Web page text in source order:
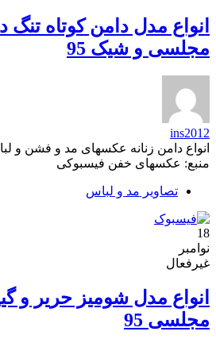
انواع مدل دامن کوتاه تنگ
مجلسی و شیک 95
ins2012
انواع دامن زنانه عکسهای مد و فشن و
منبع: عکسهای خفن فیسبوکی
تصاویر مد و لباس
18
نوامبر
غیرفعال
انواع مدل شومیز حریر و
مجلسی 95